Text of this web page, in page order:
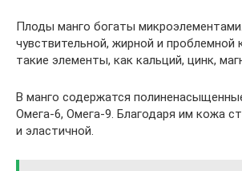
Плоды манго богаты
чувствительной, жирной и проблемной
такие элементы, как кальций, цинк,
В манго содержатся
Омега-6, Омега-9. Благодаря им кожа
и эластичной.